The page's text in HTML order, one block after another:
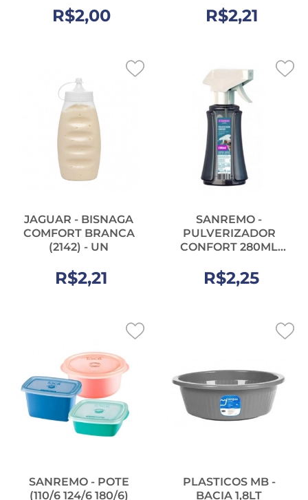
R$2,00 R$2,21
JAGUAR - BISNAGA
COMFORT BRANCA
(2142) - UN
R$2,21
SANREMO -
PULVERIZADOR
CONFORT 280ML
R$2,25
SANREMO - POTE
(110/6 124/6 180/6)
PLASTICOS MB -
BACIA 1,8LT